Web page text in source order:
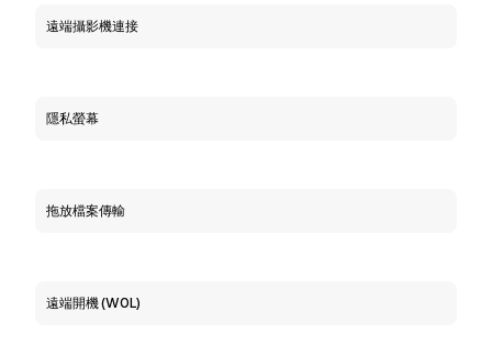
遠端攝影機連接
隱私螢幕
拖放檔案傳輸
遠端開機 (WOL)